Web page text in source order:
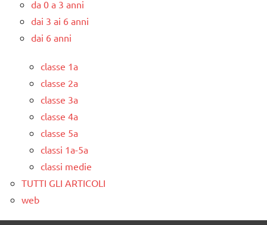
da 0 a 3 anni
dai 3 ai 6 anni
dai 6 anni
classe 1a
classe 2a
classe 3a
classe 4a
classe 5a
classi 1a-5a
classi medie
TUTTI GLI ARTICOLI
web